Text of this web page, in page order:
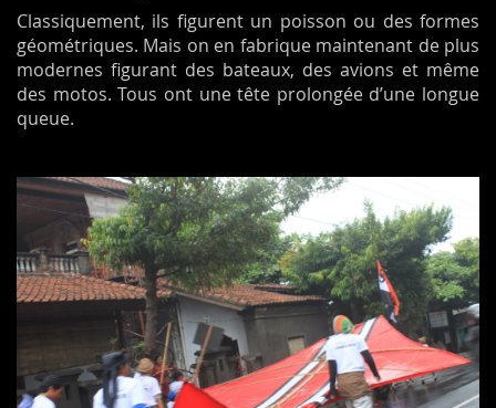
Classiquement, ils figurent un poisson ou des formes
géométriques. Mais on en fabrique maintenant de plus
modernes figurant des bateaux, des avions et même
des motos. Tous ont une tête prolongée d’une longue
queue.